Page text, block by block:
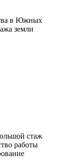
в Южных
земли
стаж
работы